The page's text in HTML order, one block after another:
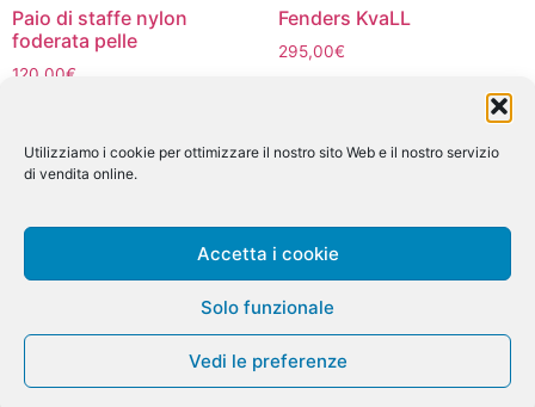
Utilizziamo i cookie per ottimizzare il nostro sito Web e il nostro servizio
di vendita online.
Accetta i cookie
Solo funzionale
Vedi le preferenze
prodotto
Paio di staffe nylon
foderata pelle
120,00€
Fenders KvaLL
295,00€
ha
Le
opzioni
possono
essere
scelte
nella
À propos
Contact
Conditions Générales de Vente
Politique de cookies (UE)
Cookie policy